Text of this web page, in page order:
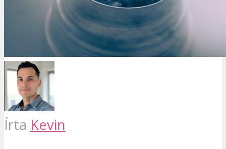
Írta Kevin